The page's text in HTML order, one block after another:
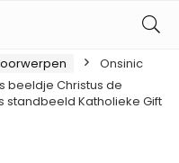
Onsinic
beeldje Christus de
standbeeld Katholieke Gift